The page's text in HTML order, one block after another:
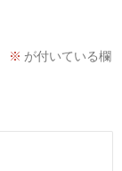
※ が付いている欄